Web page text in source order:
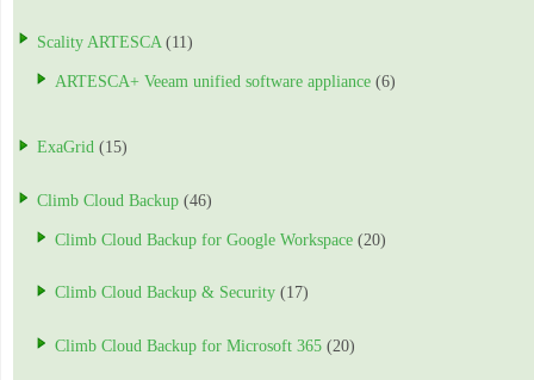
Scality ARTESCA (11)
ARTESCA+ Veeam unified software appliance (6)
ExaGrid (15)
Climb Cloud Backup (46)
Climb Cloud Backup for Google Workspace (20)
Climb Cloud Backup & Security (17)
Climb Cloud Backup for Microsoft 365 (20)